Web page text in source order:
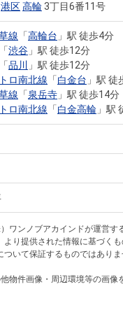
土
お
住まい1プ
AI
住まい1プ
店舗のご案
MUFG Way
役員一覧
ニュースリ
港区高輪 3丁目6番11号
線 「高輪台 」駅 徒歩4分
「渋谷 」駅 徒歩12分
「品川
」駅 徒歩12分
ロ南北線 「白金台 」駅 徒
線 「泉岳寺 」駅 徒歩14分
ロ南北線 「白金高輪 」駅
ワンノブアカインドが運営す
より提供された情報に基づく
いて保証するものではありま
物件画像・周辺環境等の画像